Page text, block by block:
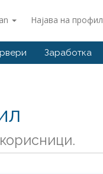
Најава на профил
Заработка